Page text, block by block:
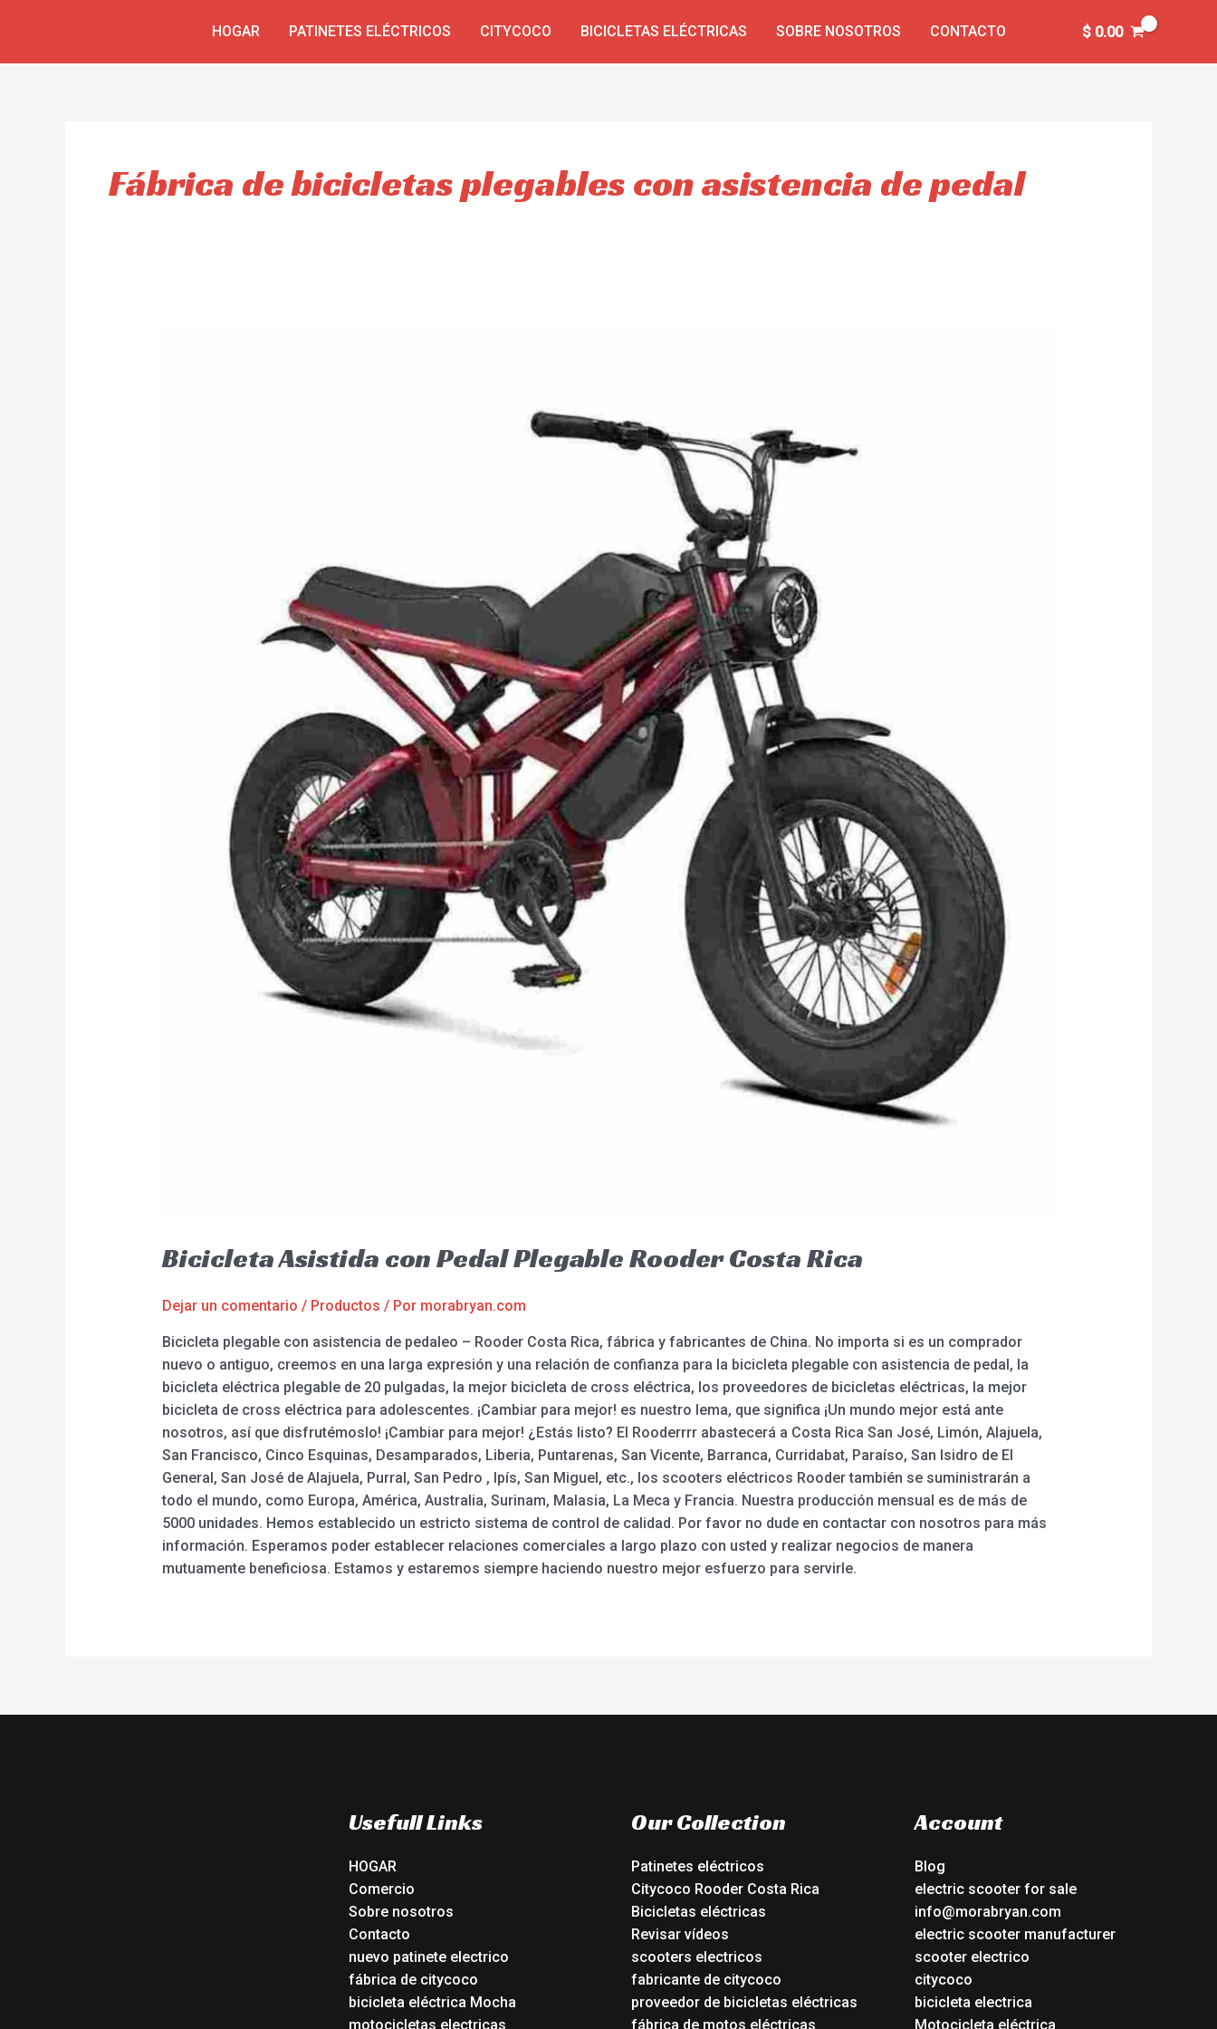
HOGAR PATINETES ELÉCTRICOS CITYCOCO BICICLETAS ELÉCTRICAS SOBRE NOSOTROS CONTACTO $0.00
Fábrica de bicicletas plegables con asistencia de pedal
Bicicleta Asistida con Pedal Plegable Rooder Costa Rica
Dejar un comentario / Productos / Por morabryan.com
Bicicleta plegable con asistencia de pedaleo – Rooder Costa Rica, fábrica y fabricantes de China. No importa si es un comprador
nuevo o antiguo, creemos en una larga expresión y una relación de confianza para la bicicleta plegable con asistencia de pedal, la
bicicleta eléctrica plegable de 20 pulgadas, la mejor bicicleta de cross eléctrica, los proveedores de bicicletas eléctricas, la mejor
bicicleta de cross eléctrica para adolescentes. ¡Cambiar para mejor! es nuestro lema, que significa ¡Un mundo mejor está ante
nosotros, así que disfrutémoslo! ¡Cambiar para mejor! ¿Estás listo? El Rooderrrr abastecerá a Costa Rica San José, Limón, Alajuela,
San Francisco, Cinco Esquinas, Desamparados, Liberia, Puntarenas, San Vicente, Barranca, Curridabat, Paraíso, San Isidro de El
General, San José de Alajuela, Purral, San Pedro , Ipís, San Miguel, etc., los scooters eléctricos Rooder también se suministrarán a
todo el mundo, como Europa, América, Australia, Surinam, Malasia, La Meca y Francia. Nuestra producción mensual es de más de
5000 unidades. Hemos establecido un estricto sistema de control de calidad. Por favor no dude en contactar con nosotros para más
información. Esperamos poder establecer relaciones comerciales a largo plazo con usted y realizar negocios de manera
mutuamente beneficiosa. Estamos y estaremos siempre haciendo nuestro mejor esfuerzo para servirle.
Usefull Links
HOGAR
Comercio
Sobre nosotros
Contacto
nuevo patinete electrico
fábrica de citycoco
bicicleta eléctrica Mocha
motocicletas electricas
Our Collection
Patinetes eléctricos
Citycoco Rooder Costa Rica
Bicicletas eléctricas
Revisar vídeos
scooters electricos
fabricante de citycoco
proveedor de bicicletas eléctricas
fábrica de motos eléctricas
Account
Blog
electric scooter for sale
info@morabryan.com
electric scooter manufacturer
scooter electrico
citycoco
bicicleta electrica
Motocicleta eléctrica